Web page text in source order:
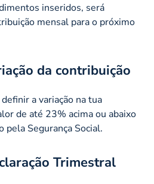
inseridos, será
mensal para o próximo
da contribuição
a variação na tua
de até 23% acima ou abaixo
pela Segurança Social.
Trimestral